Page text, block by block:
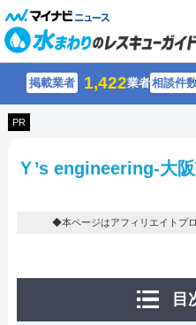
掲載業者 1,422業者相談件
PR
Ｙ’s engineering-大
◆本ページはアフィリエイトプ